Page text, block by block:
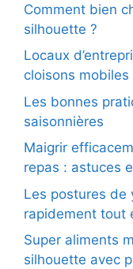
Comment bien
silhouette ?
Locaux
cloisons mobiles
Les bonnes
saisonnières
Maigrir
repas : astuces
Les postures de
rapidement tout
Super aliments
silhouette avec